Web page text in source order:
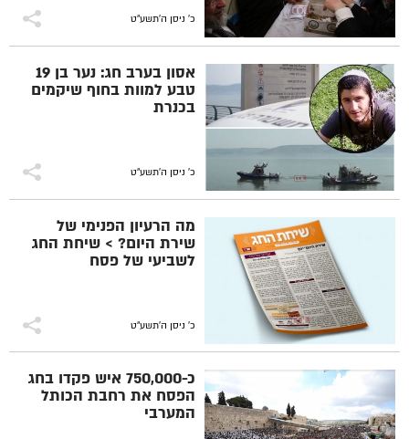
כ' ניסן ה׳תשע״ט
אסון בערב חג: נער בן 19
טבע למוות בחוף שיקמים
בכנרת
כ' ניסן ה׳תשע״ט
מה הרעיון הפנימי של
שירת היום? > שיחת החג
לשביעי של פסח
כ' ניסן ה׳תשע״ט
כ-750,000 איש פקדו בחג
הפסח את רחבת הכותל
המערבי